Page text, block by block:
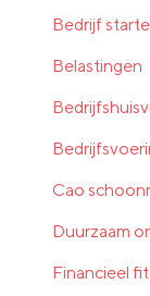
Bedrijf
Belastingen
Cao
Duurzaam
Financieel fit